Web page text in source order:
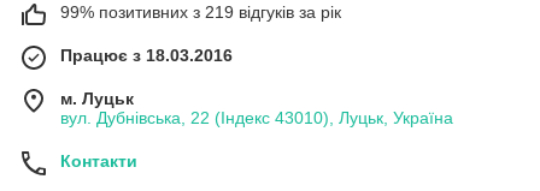
99% позитивних з 219 відгуків за рік
Працює з 18.03.2016
м. Луцьк
вул. Дубнівська, 22 (Індекс 43010), Луцьк, Україна
Контакти